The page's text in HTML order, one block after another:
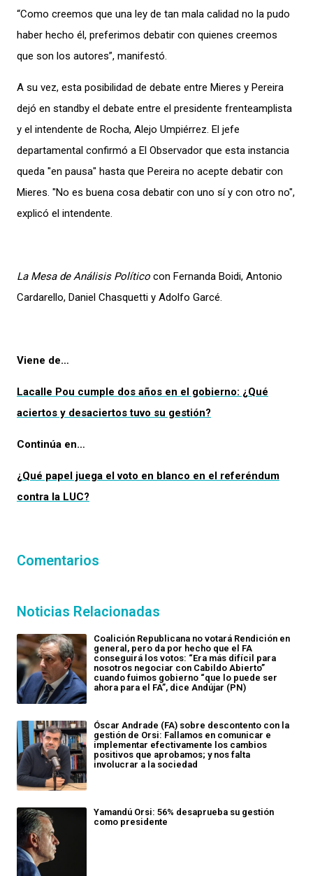
“Como creemos que una ley de tan mala calidad no la pudo
haber hecho él, preferimos debatir con quienes creemos
que son los autores”, manifestó.
A su vez, esta posibilidad de debate entre Mieres y Pereira
dejó en standby el debate entre el presidente frenteamplista
y el intendente de Rocha, Alejo Umpiérrez. El jefe
departamental confirmó a El Observador que esta instancia
queda "en pausa" hasta que Pereira no acepte debatir con
Mieres. "No es buena cosa debatir con uno sí y con otro no",
explicó el intendente.
La Mesa de Análisis Político con Fernanda Boidi, Antonio
Cardarello, Daniel Chasquetti y Adolfo Garcé.
Viene de…
Lacalle Pou cumple dos años en el gobierno: ¿Qué
aciertos y desaciertos tuvo su gestión?
Continúa en…
¿Qué papel juega el voto en blanco en el referéndum
contra la LUC?
Comentarios
Noticias Relacionadas
Coalición Republicana no votará Rendición en
general, pero da por hecho que el FA
conseguirá los votos: “Era más difícil para
nosotros negociar con Cabildo Abierto”
cuando fuimos gobierno “que lo puede ser
ahora para el FA”, dice Andújar (PN)
Óscar Andrade (FA) sobre descontento con la
gestión de Orsi: Fallamos en comunicar e
implementar efectivamente los cambios
positivos que aprobamos; y nos falta
involucrar a la sociedad
Yamandú Orsi: 56% desaprueba su gestión
como presidente